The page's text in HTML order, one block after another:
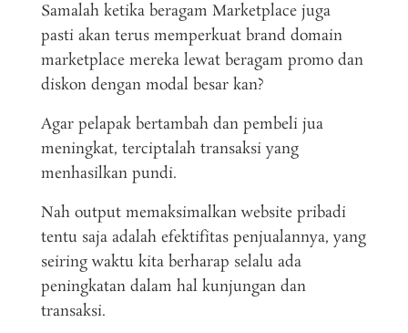
Samalah ketika beragam Marketplace juga
pasti akan terus memperkuat brand domain
marketplace mereka lewat beragam promo dan
diskon dengan modal besar kan?
Agar pelapak bertambah dan pembeli jua
meningkat, terciptalah transaksi yang
menhasilkan pundi.
Nah output memaksimalkan website pribadi
tentu saja adalah efektifitas penjualannya, yang
seiring waktu kita berharap selalu ada
peningkatan dalam hal kunjungan dan
transaksi.